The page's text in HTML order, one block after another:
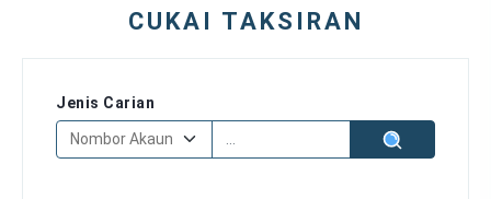
CUKAI TAKSIRAN
Jenis Carian